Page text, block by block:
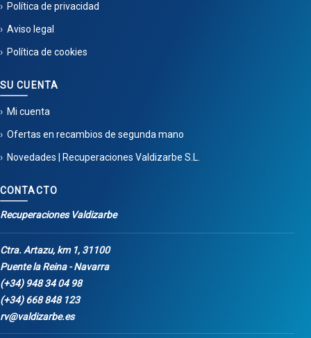
Política de privacidad
Aviso legal
Política de cookies
SU CUENTA
Mi cuenta
Ofertas en recambios de segunda mano
Novedades | Recuperaciones Valdizarbe S.L.
CONTACTO
Recuperaciones Valdizarbe
Ctra. Artazu, km 1, 31100
Puente la Reina - Navarra
(+34) 948 34 04 98
(+34) 668 848 123
rv@valdizarbe.es